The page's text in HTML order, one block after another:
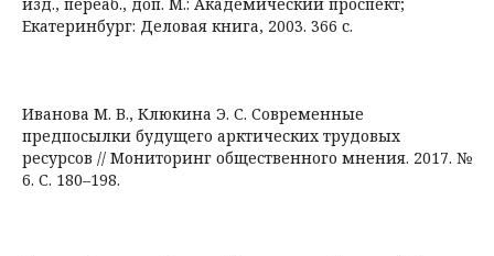
Екатеринбург: Деловая книга, 2003. 366 с.
Иванова М. В., Клюкина Э. С. Современные
предпосылки будущего арктических трудовых
ресурсов // Мониторинг общественного мнения. 2017. №
6. С. 180–198.